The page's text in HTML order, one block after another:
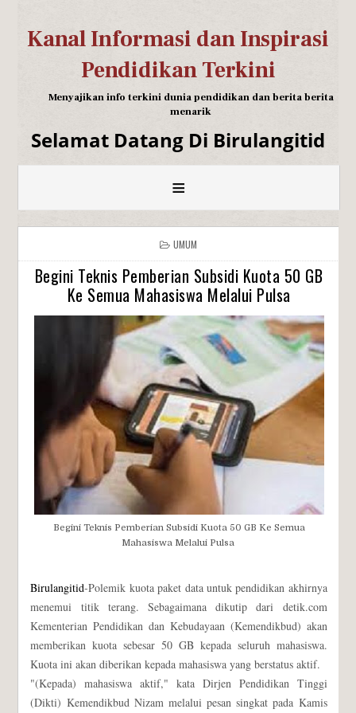
Kanal Informasi dan Inspirasi
Pendidikan Terkini
Menyajikan info terkini dunia pendidikan dan berita berita
menarik
Selamat Datang Di Birulangitid
≡
UMUM
Begini Teknis Pemberian Subsidi Kuota 50 GB
Ke Semua Mahasiswa Melalui Pulsa
Begini Teknis Pemberian Subsidi Kuota 50 GB Ke Semua
Mahasiswa Melalui Pulsa
Birulangitid-Polemik kuota paket data untuk pendidikan akhirnya
menemui titik terang. Sebagaimana dikutip dari detik.com
Kementerian Pendidikan dan Kebudayaan (Kemendikbud) akan
memberikan kuota sebesar 50 GB kepada seluruh mahasiswa.
Kuota ini akan diberikan kepada mahasiswa yang berstatus aktif.
"(Kepada) mahasiswa aktif," kata Dirjen Pendidikan Tinggi
(Dikti) Kemendikbud Nizam melalui pesan singkat pada Kamis